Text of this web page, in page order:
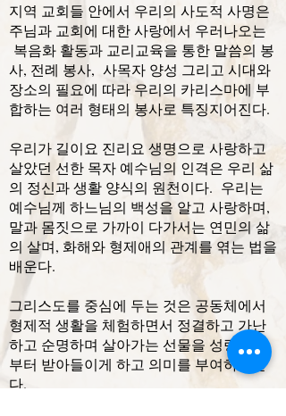
지역 교회들 안에서 우리의 사도적 사명은
주님과 교회에 대한 사랑에서 우러나오는
복음화 활동과 교리교육을 통한 말씀의 봉
사, 전례 봉사, 사목자 양성 그리고 시대와
장소의 필요에 따라 우리의 카리스마에 부
합하는 여러 형태의 봉사로 특징지어진다.
우리가 길이요 진리요 생명으로 사랑하고
살았던 선한 목자 예수님의 인격은 우리 삶
의 정신과 생활 양식의 원천이다. 우리는
예수님께 하느님의 백성을 알고 사랑하며,
말과 몸짓으로 가까이 다가서는 연민의 삶
의 살며, 화해와 형제애의 관계를 엮는 법을
배운다.
그리스도를 중심에 두는 것은 공동체에서
형제적 생활을 체험하면서 정결하고 가난
하고 순명하며 살아가는 선물을 성령으로
부터 받아들이게 하고 의미를 부여하게한
다.